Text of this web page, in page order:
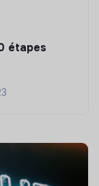
étapes